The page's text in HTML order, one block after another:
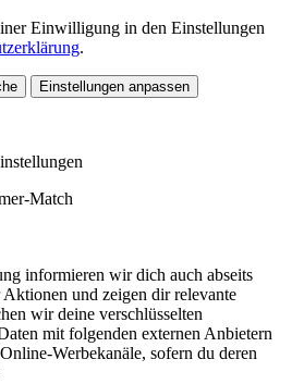
Einwilligung in den Einstellungen
.
Einstellungen anpassen
Match
informieren wir dich auch abseits
Aktionen und zeigen dir relevante
wir deine verschlüsselten
mit folgenden externen Anbietern
Werbekanäle, sofern du deren